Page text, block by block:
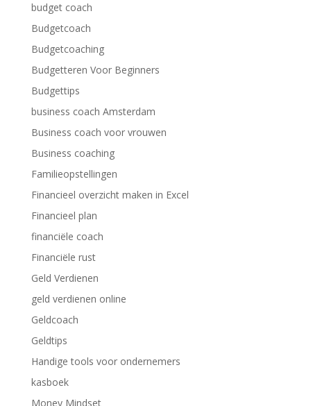
budget coach
Budgetcoach
Budgetcoaching
Budgetteren Voor Beginners
Budgettips
business coach Amsterdam
Business coach voor vrouwen
Business coaching
Familieopstellingen
Financieel overzicht maken in Excel
Financieel plan
financiële coach
Financiële rust
Geld Verdienen
geld verdienen online
Geldcoach
Geldtips
Handige tools voor ondernemers
kasboek
Money Mindset